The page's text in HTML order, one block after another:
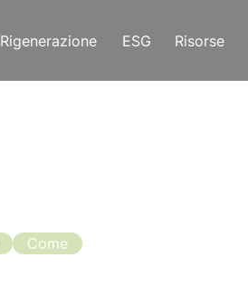
Rigenerazione ESG Risorse
Come